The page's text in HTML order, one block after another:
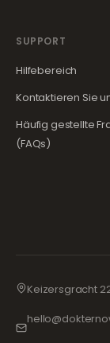
SUPPORT
Hilfebereich
Kontaktieren Sie
Häufig gestellte
(FAQs)
Keizersgracht